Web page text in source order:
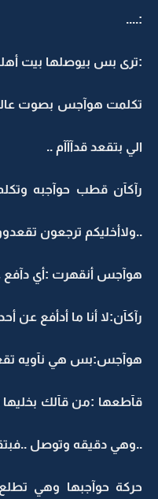
:....
:ترى بس بيوصلها بيت
تكلمت هوآجس بصوت
الي بتقعد قدآآآم ..
رآكآن قطب حوآجبه
..ولاأخليكم ترجعون
هوآجس أنقهرت :أي دآفع
رآكآن:لا أنا ما أدأفع عن
هوآجس:بس هي نآويه
قآطعها :من قآلك بخليها
..وهي دقيقه وتوصل
حركة حوآجبها وهي